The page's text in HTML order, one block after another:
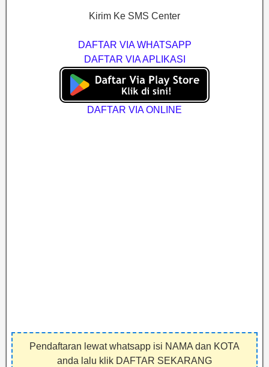
Kirim Ke SMS Center
DAFTAR VIA WHATSAPP
DAFTAR VIA APLIKASI
DAFTAR VIA ONLINE
Pendaftaran lewat whatsapp isi NAMA dan KOTA
anda lalu klik DAFTAR SEKARANG